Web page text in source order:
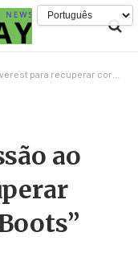
corpo de “Green Boots” após 30 anos
ao